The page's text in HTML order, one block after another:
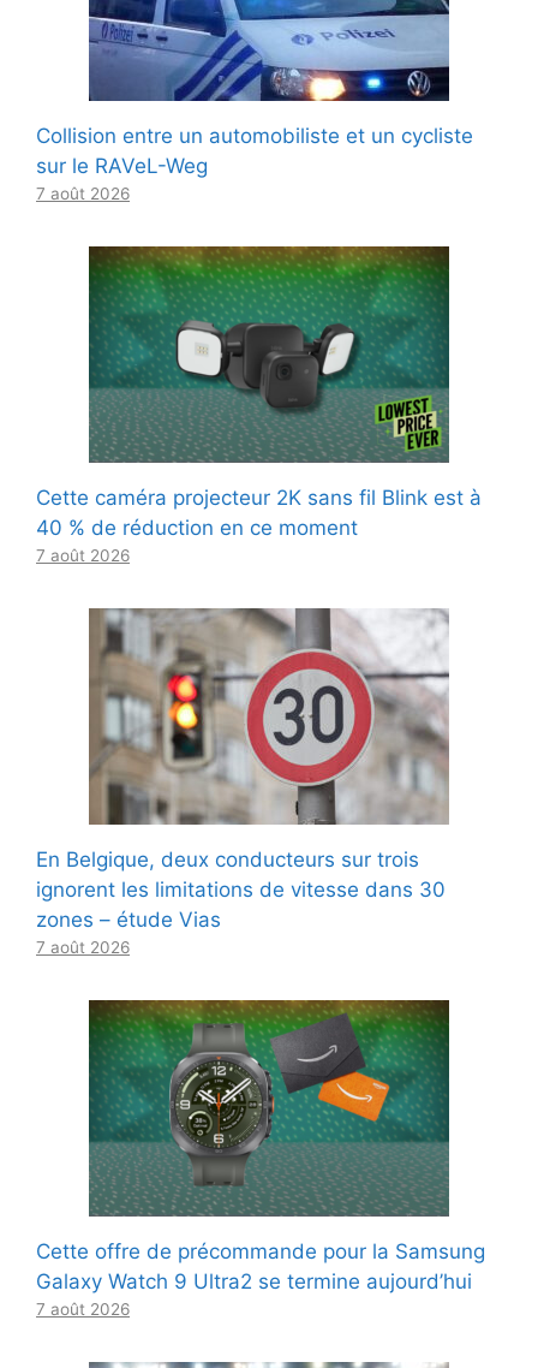
Collision entre un automobiliste et un cycliste
sur le RAVeL-Weg
7 août 2026
Cette caméra projecteur 2K sans fil Blink est à
40 % de réduction en ce moment
7 août 2026
En Belgique, deux conducteurs sur trois
ignorent les limitations de vitesse dans 30
zones – étude Vias
7 août 2026
Cette offre de précommande pour la Samsung
Galaxy Watch 9 Ultra2 se termine aujourd’hui
7 août 2026